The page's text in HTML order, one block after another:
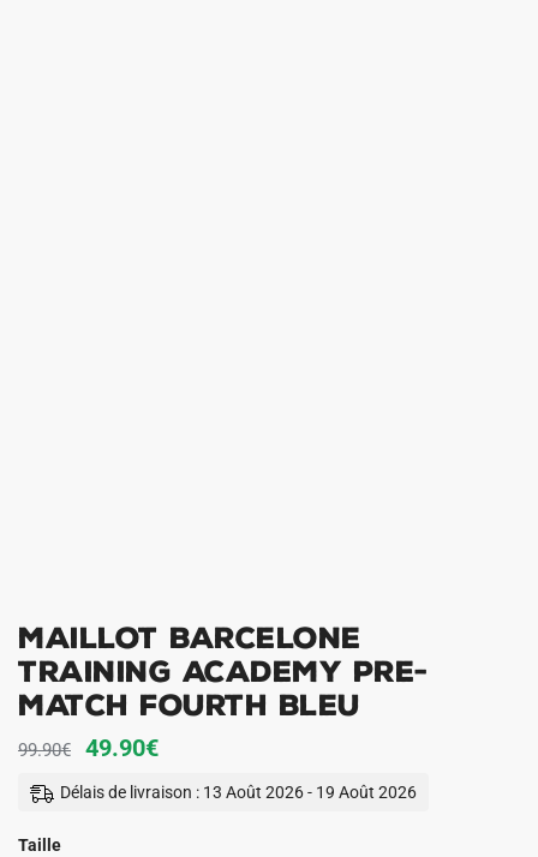
Maillot Barcelone
Training Academy Pre-
Match Fourth Bleu
99.90€
Le
prix
49.90€Le
prix
Délais de livraison : 13 Août 2026 - 19 Août 2026
Taille